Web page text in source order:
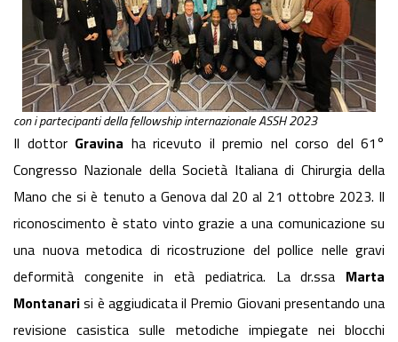
con i partecipanti della fellowship internazionale ASSH 2023
Il dottor Gravina ha ricevuto il premio nel corso del 61°
Congresso Nazionale della Società Italiana di Chirurgia della
Mano che si è tenuto a Genova dal 20 al 21 ottobre 2023. Il
riconoscimento è stato vinto grazie a una comunicazione su
una nuova metodica di ricostruzione del pollice nelle gravi
deformità congenite in età pediatrica. La dr.ssa Marta
Montanarisi è aggiudicata il Premio Giovani presentando una
revisione casistica sulle metodiche impiegate nei blocchi